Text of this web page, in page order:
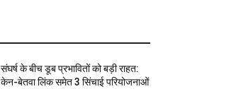
संघर्ष के बीच डूब प्रभावितों को बड़ी राहत:
केन-बेतवा लिंक समेत 3 सिंचाई परियोजनाओं